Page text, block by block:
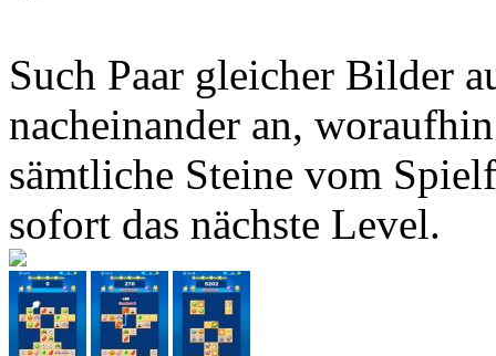
Such Paar gleicher Bilder
nacheinander an,
sämtliche Steine vom
sofort das nächste Level.